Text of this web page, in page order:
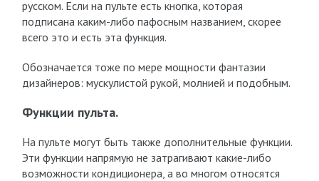
русском. Если на пульте есть кнопка, которая
подписана каким-либо пафосным названием, скорее
всего это и есть эта функция.
Обозначается тоже по мере мощности фантазии
дизайнеров: мускулистой рукой, молнией и подобным.
Функции пульта.
На пульте могут быть также дополнительные функции.
Эти функции напрямую не затрагивают какие-либо
возможности кондиционера, а во многом относятся